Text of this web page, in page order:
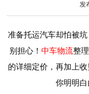
发
准备托运汽车却怕被
别担心！ 中车物流整
的详细定价，再加上
你明明白